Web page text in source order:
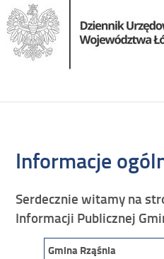
Informacje
Serdecznie witamy na
Informacji Publicznej
Gmina Rząśnia